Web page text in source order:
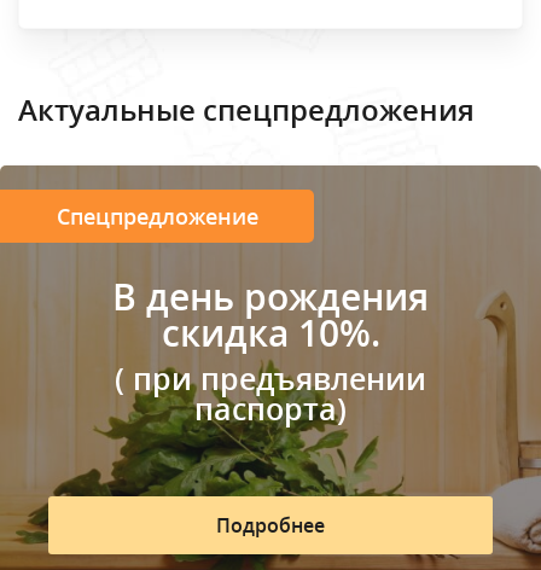
Актуальные спецпредложения
Спецпредложение
В день рождения
скидка 10%.
( при предъявлении
паспорта)
Подробнее